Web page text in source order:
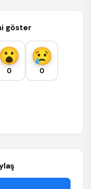
göster
0 0